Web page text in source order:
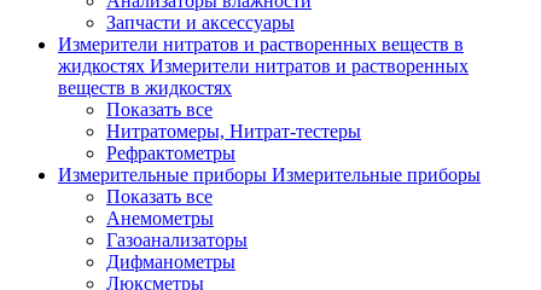
Запчасти и аксессуары
Измерители нитратов и растворенных веществ в
жидкостях Измерители нитратов и растворенных
веществ в жидкостях
Показать все
Нитратомеры, Нитрат-тестеры
Рефрактометры
Измерительные приборы Измерительные приборы
Показать все
Анемометры
Газоанализаторы
Дифманометры
Люксметры